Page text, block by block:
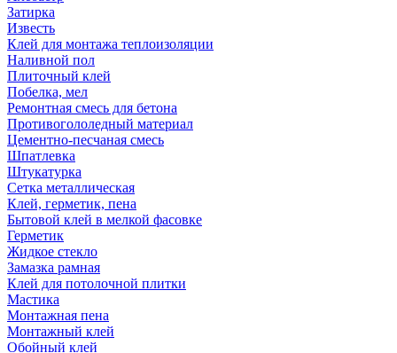
Затирка
Известь
Клей для монтажа теплоизоляции
Наливной пол
Плиточный клей
Побелка, мел
Ремонтная смесь для бетона
Противогололедный материал
Цементно-песчаная смесь
Шпатлевка
Штукатурка
Сетка металлическая
Клей, герметик, пена
Бытовой клей в мелкой фасовке
Герметик
Жидкое стекло
Замазка рамная
Клей для потолочной плитки
Мастика
Монтажная пена
Монтажный клей
Обойный клей